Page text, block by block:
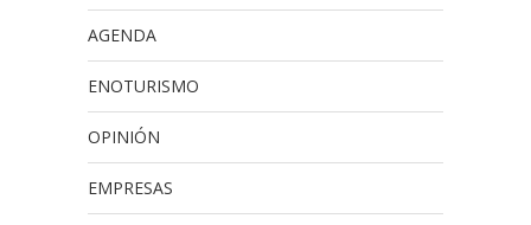
AGENDA
ENOTURISMO
OPINIÓN
EMPRESAS